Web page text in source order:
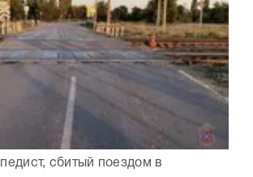
сбитый поездом в